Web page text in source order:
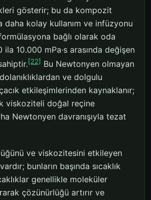
gösterir; bu da kompozit
daha kolay kullanım ve infüzyonu
bağlı olarak oda
ila 10.000 mPa·s arasında değişen
[22] Bu Newtonyen olmayan
ve dolgulu
etkileşimlerinden kaynaklanır;
viskoziteli doğal reçine
Newtonyen davranışıyla tezat
ve viskozitesini etkileyen
bunların başında sıcaklık
genellikle moleküler
çözünürlüğü artırır ve